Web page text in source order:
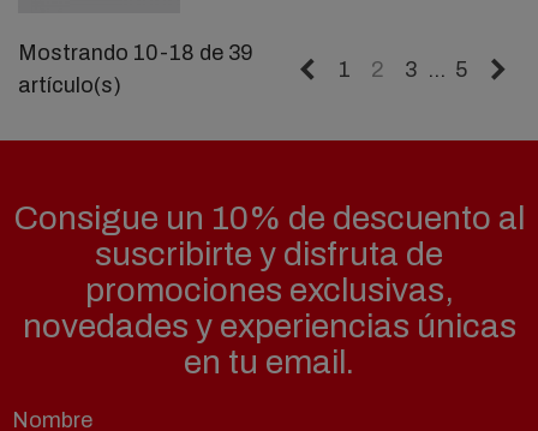
Mostrando 10-18 de 39
artículo(s)
Anterior
1 2 3 … 5
Consigue un 10% de descuento al
suscribirte y disfruta de
promociones exclusivas,
novedades y experiencias únicas
en tu email.
Nombre